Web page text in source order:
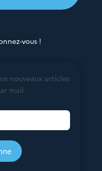
vous !
nouveaux articles
mail